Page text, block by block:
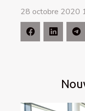
28 octobre 2020